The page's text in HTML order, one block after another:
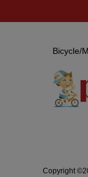
Bicycle/
Copyright